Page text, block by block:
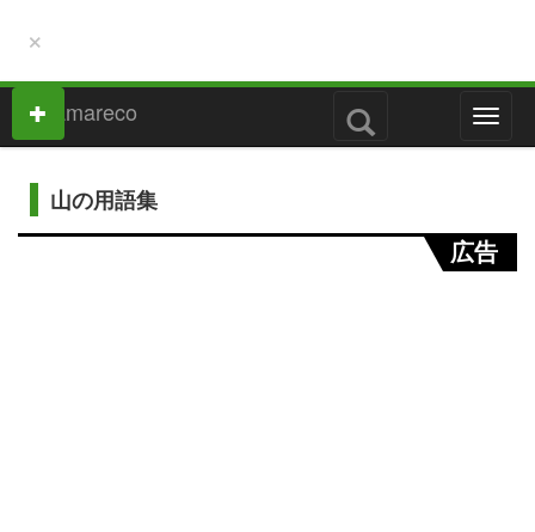
×
M
e
山の用語集
広告